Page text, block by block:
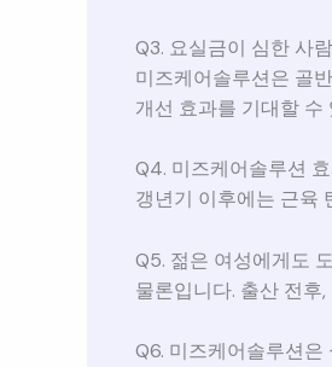
Q3. 요실금이 심한 사
미즈케어솔루션은 골
개선 효과를 기대할 수
Q4. 미즈케어솔루션
갱년기 이후에는 근육
Q5. 젊은 여성에게도
물론입니다. 출산 전
Q6. 미즈케어솔루션